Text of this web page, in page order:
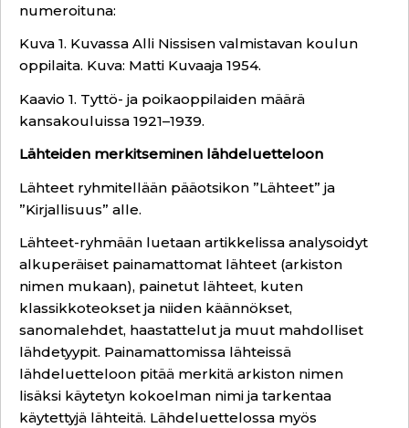
numeroituna:
Kuva 1. Kuvassa Alli Nissisen valmistavan koulun
oppilaita. Kuva: Matti Kuvaaja 1954.
Kaavio 1. Tyttö- ja poikaoppilaiden määrä
kansakouluissa 1921–1939.
Lähteiden merkitseminen lähdeluetteloon
Lähteet ryhmitellään pääotsikon ”Lähteet” ja
”Kirjallisuus” alle.
Lähteet-ryhmään luetaan artikkelissa analysoidyt
alkuperäiset painamattomat lähteet (arkiston
nimen mukaan), painetut lähteet, kuten
klassikkoteokset ja niiden käännökset,
sanomalehdet, haastattelut ja muut mahdolliset
lähdetyypit. Painamattomissa lähteissä
lähdeluetteloon pitää merkitä arkiston nimen
lisäksi käytetyn kokoelman nimi ja tarkentaa
käytettyjä lähteitä. Lähdeluettelossa myös